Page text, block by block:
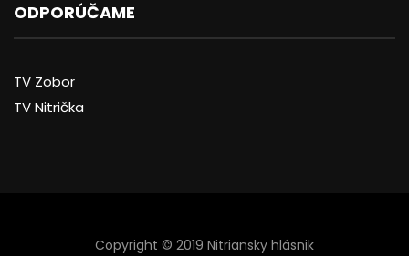
ODPORÚČAME
TV Zobor
TV Nitrička
Copyright © 2019 Nitriansky hlásnik